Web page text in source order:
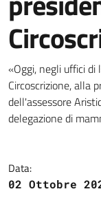
Dettagli
«Oggi, negli uffici di
Circoscrizione, alla
dell'assessore
delegazione di
Data:
02 Ottobre